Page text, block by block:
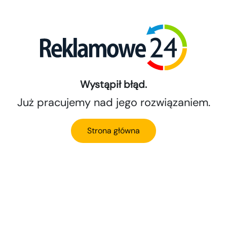
Wystąpił błąd.
Już pracujemy nad jego rozwiązaniem.
Strona główna